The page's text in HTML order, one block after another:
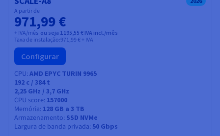
A partir de
971,99 €
+ IVA/mês ou seja 1 195,55 € IVA incl./mês
Taxa de instalação:971,99 € + IVA
Configurar
CPU AMD EPYC TURIN 9965
192 c / 384t
2,25 GHz / 3,7 GHz
CPU score 157000
Memória 128 GB a 3 TB
Armazenamento SSD NVMe
Largura de banda privada 50 Gbps